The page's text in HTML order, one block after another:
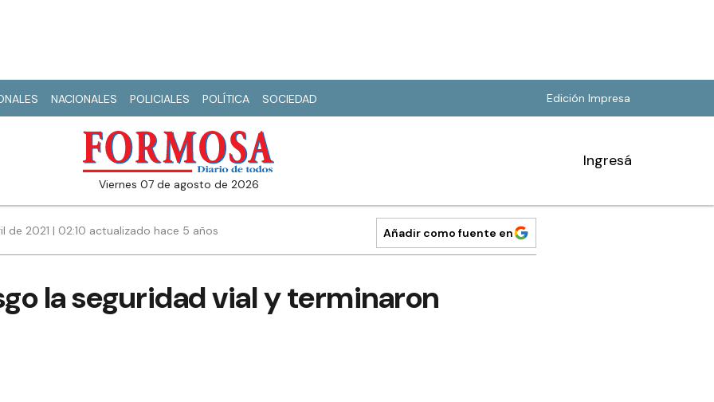
NACIONALES POLICIALES POLÍTICA SOCIEDAD Edición Impresa
viernes 07 de agosto de 2026
Ingresá
de 2021 | 02:10 actualizado hace 5 años Añadir como fuente en
la seguridad vial y terminaron